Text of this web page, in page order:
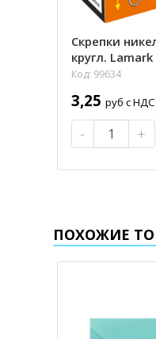
Скрепки
кругл. Lamark
Код: 99634
3,25 руб с НДС
- +
ПОХОЖИЕ